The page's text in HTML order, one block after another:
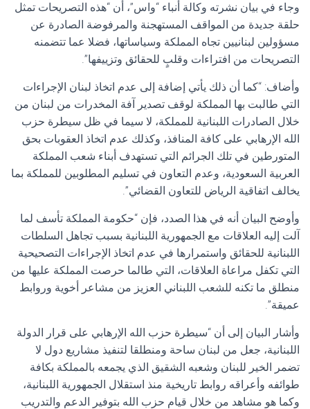
وجاء في بيان نشرته وكالة أنباء “واس”، أن “هذه التصريحات تمثل
حلقة جديدة من المواقف المستهجنة والمرفوضة الصادرة عن
مسؤولين لبنانيين تجاه المملكة وسياساتها، فضلا عما تتضمنه
التصريحات من افتراءات وقلبٍ للحقائق وتزييفها”.
وأضاف: “كما أن ذلك يأتي إضافة إلى عدم اتخاذ لبنان الإجراءات
التي طالبت بها المملكة لوقف تصدير آفة المخدرات من لبنان من
خلال الصادرات اللبنانية للمملكة، لا سيما في ظل سيطرة حزب
الله الإرهابي على كافة المنافذ، وكذلك عدم اتخاذ العقوبات بحق
المتورطين في تلك الجرائم التي تستهدف أبناء شعب المملكة
العربية السعودية، وعدم التعاون في تسليم المطلوبين للمملكة بما
يخالف اتفاقية الرياض للتعاون القضائي”.
وأوضح البيان أنه في هذا الصدد، فإن “حكومة المملكة تأسف لما
آلت إليه العلاقات مع الجمهورية اللبنانية بسبب تجاهل السلطات
اللبنانية للحقائق واستمرارها في عدم اتخاذ الإجراءات التصحيحية
التي تكفل مراعاة العلاقات، التي طالما حرصت المملكة عليها من
منطلق ما تكنه للشعب اللبناني العزيز من مشاعر أخوية وروابط
عميقة”.
وأشار البيان إلى أن “سيطرة حزب الله الإرهابي على قرار الدولة
اللبنانية، جعل من لبنان ساحة ومنطلقا لتنفيذ مشاريع دول لا
تضمر الخير للبنان وشعبه الشقيق الذي يجمعه بالمملكة بكافة
طوائفه وأعراقه روابط تاريخية منذ استقلال الجمهورية اللبنانية،
وكما هو مشاهد من خلال قيام حزب الله بتوفير الدعم والتدريب